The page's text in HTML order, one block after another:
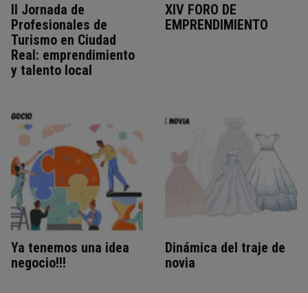
II Jornada de
Profesionales de
Turismo en Ciudad
Real: emprendimiento
y talento local
XIV FORO DE
EMPRENDIMIENTO
Ya tenemos una idea
negocio!!!
Dinámica del traje de
novia